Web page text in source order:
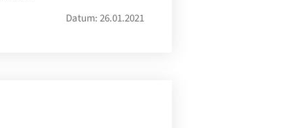
Datum: 26.01.2021